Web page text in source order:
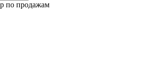
по продажам